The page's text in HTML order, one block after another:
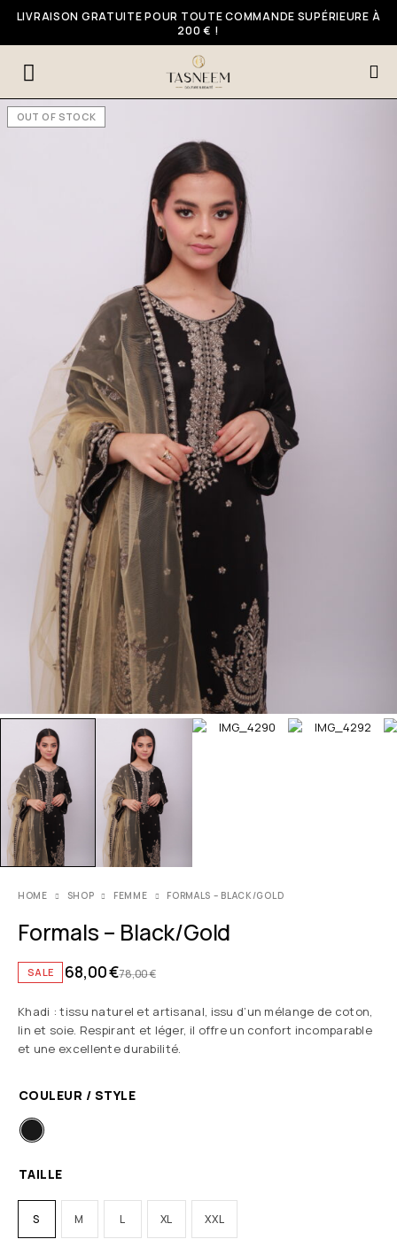
LIVRAISON GRATUITE POUR TOUTE COMMANDE SUPÉRIEURE À
200 € !
OUT OF STOCK
HOME SHOP FEMME FORMALS – BLACK/GOLD
Formals – Black/Gold
SALE 78,00€
68,00€
Khadi : tissu naturel et artisanal, issu d’un mélange de coton,
lin et soie. Respirant et léger, il offre un confort incomparable
et une excellente durabilité.
COULEUR / STYLE
TAILLE
S M L XL XXL